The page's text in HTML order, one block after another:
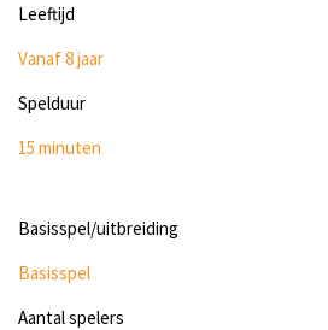
Leeftijd
Vanaf 8 jaar
Spelduur
15 minuten
Basisspel/uitbreiding
Basisspel
Aantal spelers